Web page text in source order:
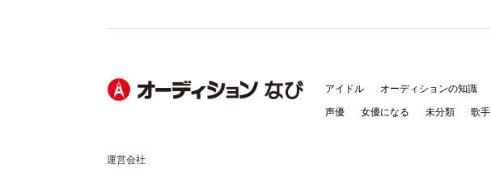
アイドル オーディションの知識
声優 女優になる 未分類 歌手
運営会社